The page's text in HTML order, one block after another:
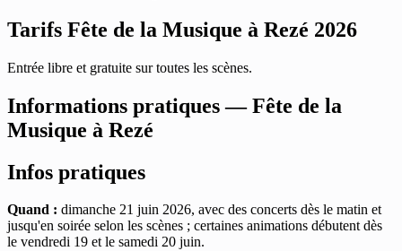
Tarifs Fête de la Musique à Rezé 2026
Entrée libre et gratuite sur toutes les scènes.
Informations pratiques — Fête de la
Musique à Rezé
Infos pratiques
Quand : dimanche 21 juin 2026, avec des concerts dès le matin et
jusqu'en soirée selon les scènes ; certaines animations débutent dès
le vendredi 19 et le samedi 20 juin.